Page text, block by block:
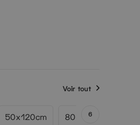
Voir tout
50x120cm 80x80cm
6